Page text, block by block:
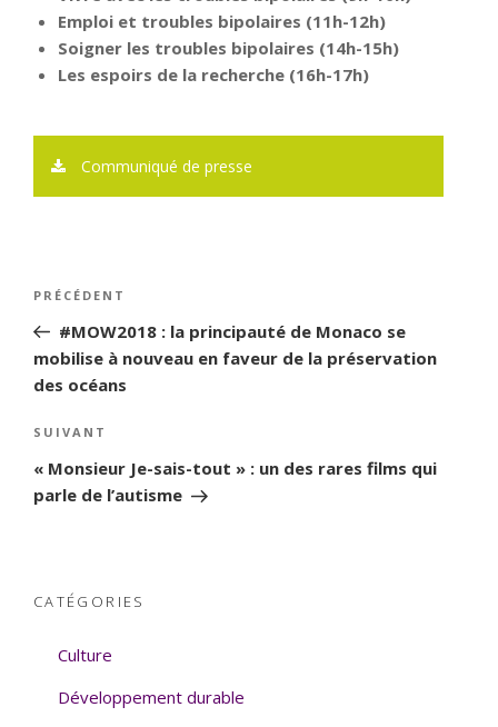
Emploi et troubles bipolaires (11h-12h)
Soigner les troubles bipolaires (14h-15h)
Les espoirs de la recherche (16h-17h)
Communiqué de presse
Navigation
l’article
Article
précédent
PRÉCÉDENT
#MOW2018 : la principauté de Monaco se
mobilise à nouveau en faveur de la préservation
des océans
Article
suivant
SUIVANT
« Monsieur Je-sais-tout » : un des rares films qui
parle de l’autisme
CATÉGORIES
Culture
Développement durable